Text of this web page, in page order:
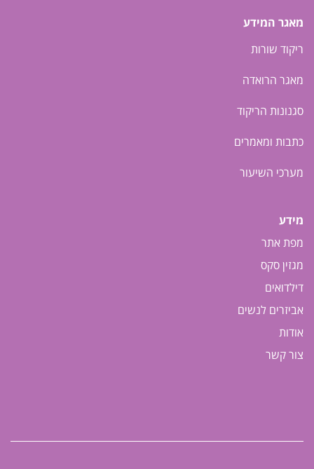
מאגר המידע
ריקוד שורות
מאגר הרואדה
סגנונות הריקוד
כתבות ומאמרים
מערכי השיעור
מידע
מפת אתר
מגזין סקס
דילדואים
אביזרים לנשים
אודות
צור קשר